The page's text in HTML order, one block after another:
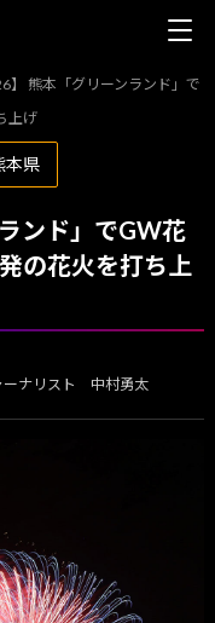
】 熊本「グリーンランド」で
上げ
本県
ンド」でGW花
の花火を打ち上
ーナリスト 中村勇太